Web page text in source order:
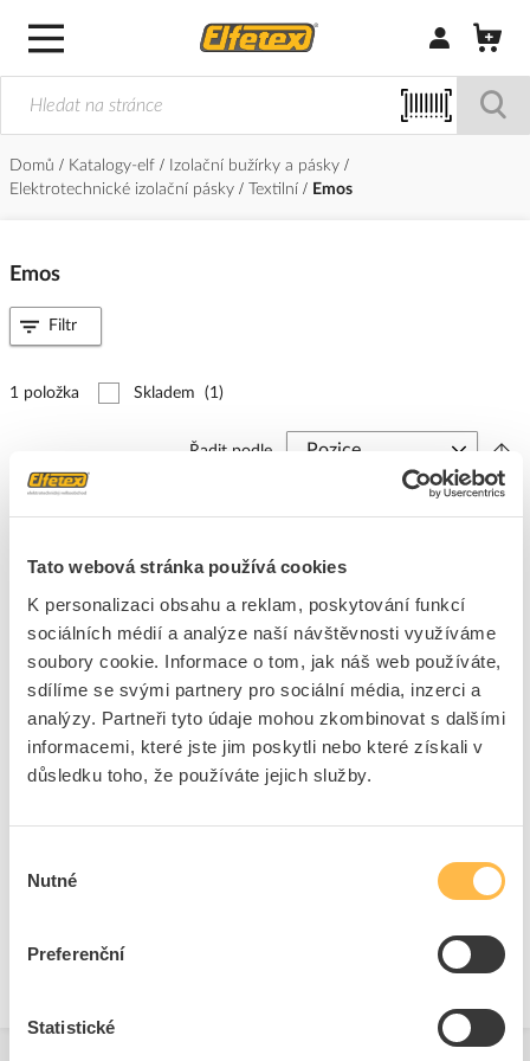
Tato webová stránka používá cookies
K personalizaci obsahu a reklam, poskytování funkcí
sociálních médií a analýze naší návštěvnosti využíváme
soubory cookie. Informace o tom, jak náš web používáte,
sdílíme se svými partnery pro sociální média, inzerci a
analýzy. Partneři tyto údaje mohou zkombinovat s dalšími
informacemi, které jste jim poskytli nebo které získali v
důsledku toho, že používáte jejich služby.
souhlasu
Nutné
Preferenční
Statistické
Přihlásit/
Domů Katalogy-elf
Izolační bužírky a pásky
Elektrotechnické izolační pásky
Textilní Emos
Emos
1 položka Skladem (1)
Řadit podle
Kód ELFETEX
10.042.095
Kód výrobce
2002191020
Značka
EMOS
Cena s DPH 28,08 Kč/ks
ks do košíku
Zobrazit
Filtr